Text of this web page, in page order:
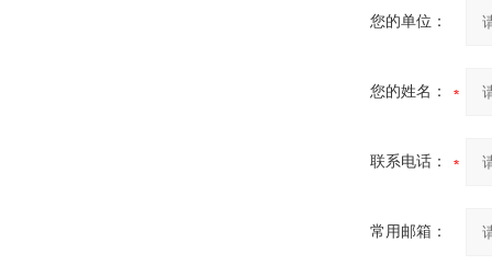
您的单位：
您的姓名：
联系电话：
常用邮箱：